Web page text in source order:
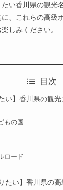
い香川県の観光
、これらの高級
しみください。
目次
い】香川県の観
もの国
ロード
たい】香川県の